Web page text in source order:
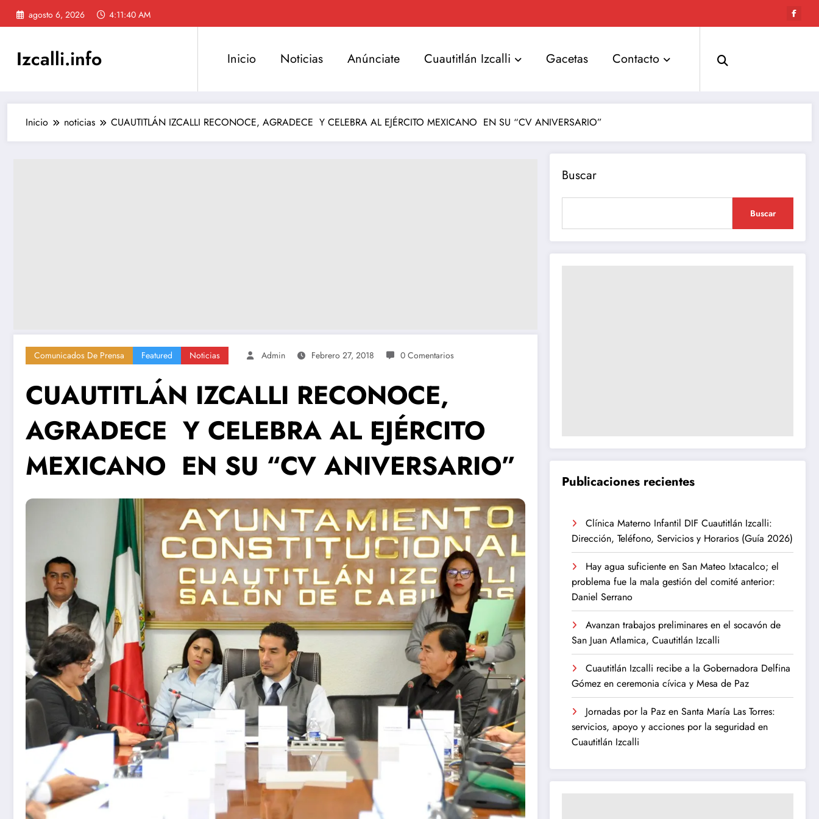
Saltar
agosto 6, 2026 4:11:42 AM
Izcalli.info Inicio Noticias Anúnciate Cuautitlán Izcalli Gacetas Contacto
Inicio noticias CUAUTITLÁN IZCALLI RECONOCE, AGRADECE Y CELEBRA AL EJÉRCITO MEXICANO EN SU “CV ANIVERSARIO”
Comunicados De Prensa Featured Noticias Admin Febrero 27, 2018 0 Comentarios
CUAUTITLÁN IZCALLI RECONOCE,
AGRADECE Y CELEBRA AL EJÉRCITO
MEXICANO EN SU “CV ANIVERSARIO”
Buscar
Buscar
Publicaciones recientes
Clínica Materno Infantil DIF Cuautitlán Izcalli:
Dirección, Teléfono, Servicios y Horarios (Guía 2026)
Hay agua suficiente en San Mateo Ixtacalco; el
problema fue la mala gestión del comité anterior:
Daniel Serrano
Avanzan trabajos preliminares en el socavón de
San Juan Atlamica, Cuautitlán Izcalli
Cuautitlán Izcalli recibe a la Gobernadora Delfina
Gómez en ceremonia cívica y Mesa de Paz
Jornadas por la Paz en Santa María Las Torres:
servicios, apoyo y acciones por la seguridad en
Cuautitlán Izcalli